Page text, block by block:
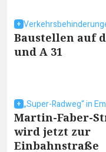
Baustellen auf
und A 31
„Super-Radweg“ in
Martin-Faber-
wird jetzt zur
Einbahnstraße